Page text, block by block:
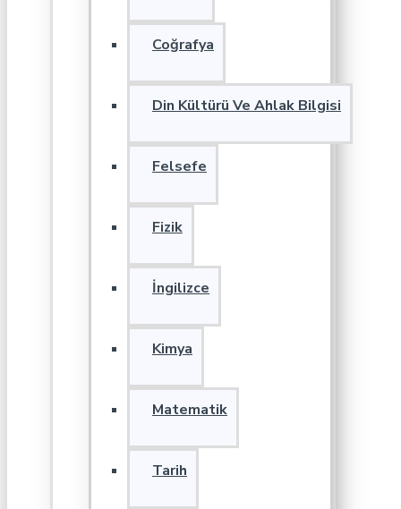
Coğrafya
Din Kültürü Ve Ahlak Bilgisi
Felsefe
Fizik
İngilizce
Kimya
Matematik
Tarih